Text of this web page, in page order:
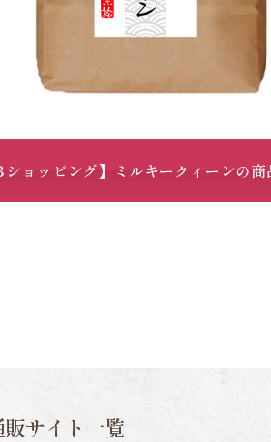
ショッピング】ミルキークィーンの
サイト一覧